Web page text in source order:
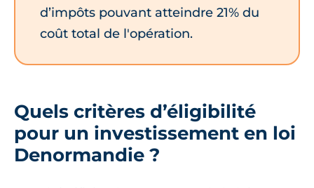
d’impôts pouvant atteindre 21% du
coût total de l'opération.
Quels critères d’éligibilité
pour un investissement en loi
Denormandie ?